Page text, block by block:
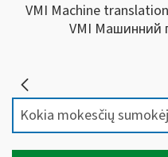
VMI Machine
VMI Машинний